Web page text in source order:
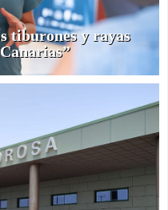
tiburones y rayas